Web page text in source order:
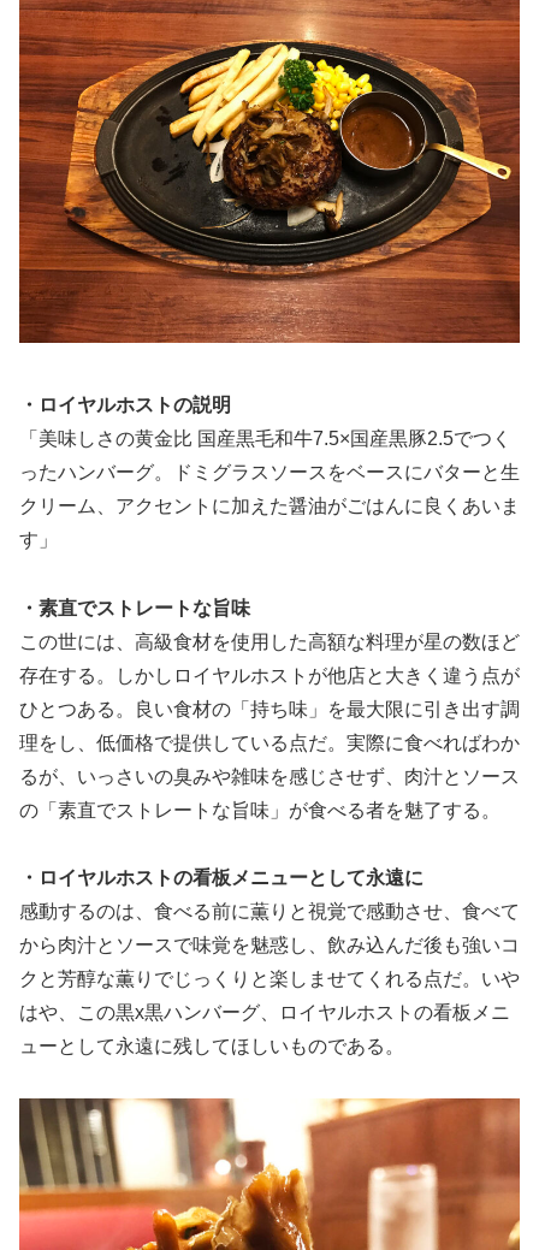
・ロイヤルホストの説明
「美味しさの黄金比 国産黒毛和牛7.5×国産黒豚2.5でつく
ったハンバーグ。ドミグラスソースをベースにバターと生
クリーム、アクセントに加えた醤油がごはんに良くあいま
す」
・素直でストレートな旨味
この世には、高級食材を使用した高額な料理が星の数ほど
存在する。しかしロイヤルホストが他店と大きく違う点が
ひとつある。良い食材の「持ち味」を最大限に引き出す調
理をし、低価格で提供している点だ。実際に食べればわか
るが、いっさいの臭みや雑味を感じさせず、肉汁とソース
の「素直でストレートな旨味」が食べる者を魅了する。
・ロイヤルホストの看板メニューとして永遠に
感動するのは、食べる前に薫りと視覚で感動させ、食べて
から肉汁とソースで味覚を魅惑し、飲み込んだ後も強いコ
クと芳醇な薫りでじっくりと楽しませてくれる点だ。いや
はや、この黒x黒ハンバーグ、ロイヤルホストの看板メニ
ューとして永遠に残してほしいものである。